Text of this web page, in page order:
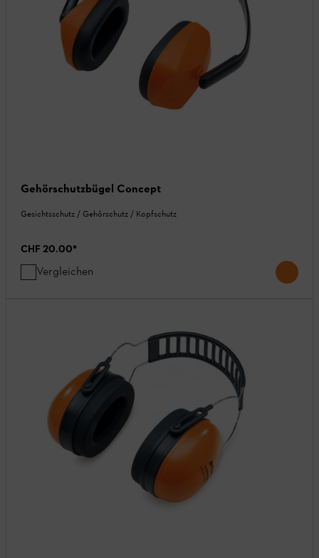
Gehörschutzbügel Concept
Gesichtsschutz / Gehörschutz / Kopfschutz
CHF 20.00*
Vergleichen